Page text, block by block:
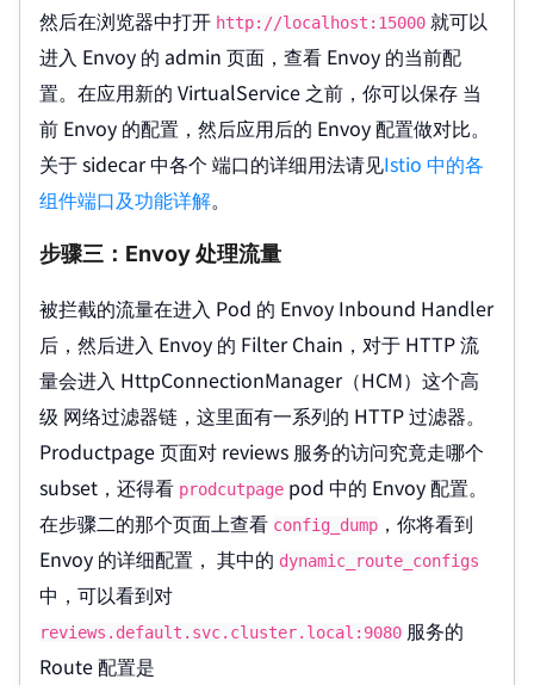
然后在浏览器中打开 http://localhost:15000 就可以
进入 Envoy 的 admin 页面，查看 Envoy 的当前配
置。在应用新的 VirtualService 之前，你可以保存 当
前 Envoy 的配置，然后应用后的 Envoy 配置做对比。
关于 sidecar 中各个 端口的详细用法请见Istio 中的各
组件端口及功能详解。
步骤三：Envoy 处理流量
被拦截的流量在进入 Pod 的 Envoy Inbound Handler
后，然后进入 Envoy 的 Filter Chain，对于 HTTP 流
量会进入 HttpConnectionManager（HCM）这个高
级 网络过滤器链，这里面有一系列的 HTTP 过滤器。
Productpage 页面对 reviews 服务的访问究竟走哪个
subset，还得看 prodcutpage pod 中的 Envoy 配置。
在步骤二的那个页面上查看 config_dump ，你将看到
Envoy 的详细配置， 其中的 dynamic_route_configs
中，可以看到对
reviews.default.svc.cluster.local:9080 服务的
Route 配置是